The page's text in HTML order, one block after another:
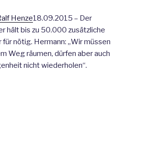
18.09.2015 – Der
hält bis zu 50.000 zusätzliche
für nötig. Hermann: „Wir müssen
Weg räumen, dürfen aber auch
nicht wiederholen“.